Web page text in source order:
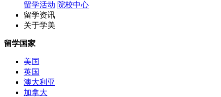
留学活动 院校中心
留学资讯
关于学美
留学国家
美国
英国
澳大利亚
加拿大